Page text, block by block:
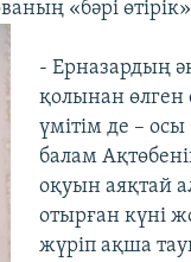
«бәрі
- Ерназардың
қолынан өлген
үмітім де –
балам
оқуын аяқтай
отырған күні
жүріп ақша